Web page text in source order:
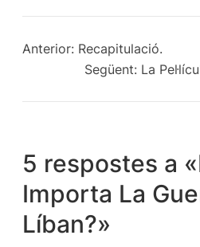
Anterior: Recapitulació.
Següent: La
5 respostes a
Importa La
Líban?»